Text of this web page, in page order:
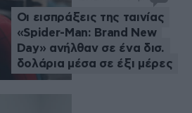
Οι εισπράξεις της ταινίας
«Spider-Man: Brand New
Day» ανήλθαν σε ένα δισ.
δολάρια μέσα σε έξι μέρες